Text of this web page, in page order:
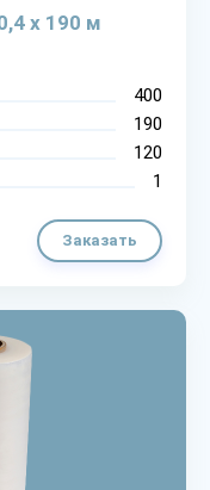
х 190 м
400
190
120
1
Заказать